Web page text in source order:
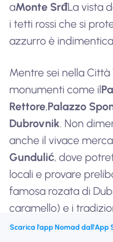
aMonte SrđLa vista
i tetti rossi che si
azzurro è
Mentre sei nella
monumenti come il
Rettore,Palazzo
Dubrovnik. Non
anche il vivace
Gundulić, dove
locali e provare
famosa rozata di
caramello) e i
zuccherate noti
Scarica l'app Nomad dall'App